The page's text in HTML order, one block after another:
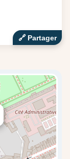
🔗‍️ Partager